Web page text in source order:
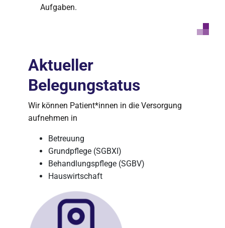
Aufgaben.
Aktueller
Belegungstatus
Wir können Patient*innen in die Versorgung
aufnehmen in
Betreuung
Grundpflege (SGBXI)
Behandlungspflege (SGBV)
Hauswirtschaft